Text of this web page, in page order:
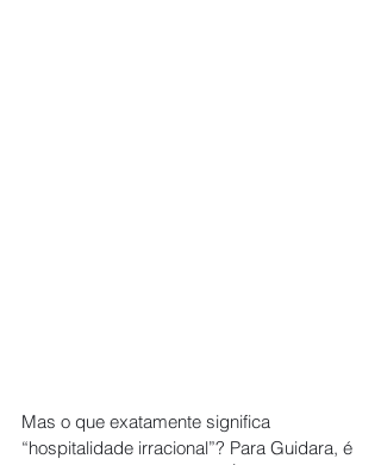
Mas o que exatamente significa
“hospitalidade irracional”? Para Guidara, é